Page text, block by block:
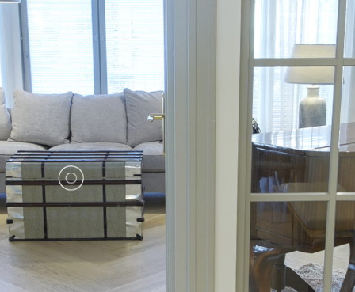
UUSI
UNELMISTA
KODIKSI-
TALOKIRJA ON